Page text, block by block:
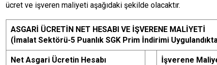
ücret ve işveren maliyeti aşağıdaki şekilde olacaktır.
ASGARİ ÜCRETİN NET HESABI VE İŞVERENE MALİYETİ
(İmalat Sektörü-5 Puanlık SGK Prim İndirimi
Net Asgari Ücretin Hesabı İşverene